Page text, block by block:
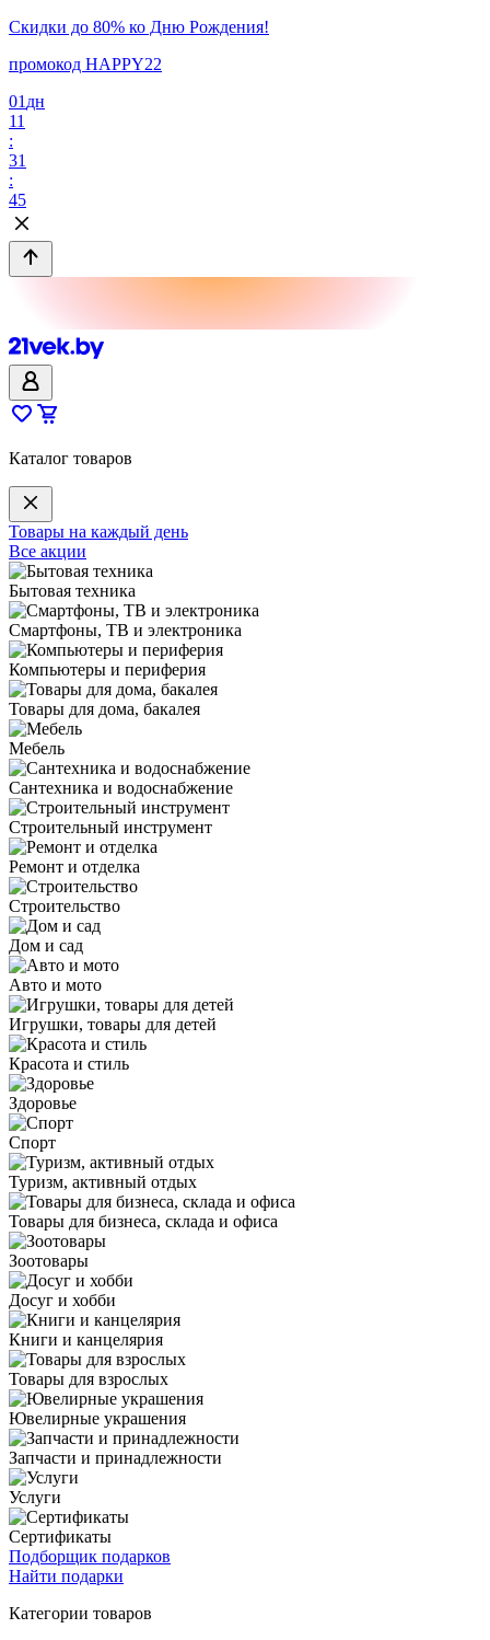
Скидки до 80% ко Дню Рождения!
промокод HAPPY22
01 дн
11
:
31
:
45
Каталог товаров
Товары на каждый день
Все акции
Бытовая техника
Смартфоны, ТВ и электроника
Компьютеры и периферия
Товары для дома, бакалея
Мебель
Сантехника и водоснабжение
Строительный инструмент
Ремонт и отделка
Строительство
Дом и сад
Авто и мото
Игрушки, товары для детей
Красота и стиль
Здоровье
Спорт
Туризм, активный отдых
Товары для бизнеса, склада и офиса
Зоотовары
Досуг и хобби
Книги и канцелярия
Товары для взрослых
Ювелирные украшения
Запчасти и принадлежности
Услуги
Сертификаты
Подборщик подарков
Найти подарки
Категории товаров